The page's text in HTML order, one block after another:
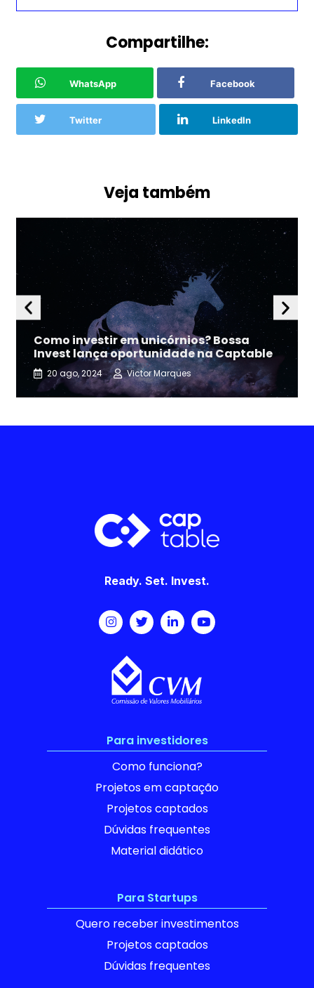
Compartilhe:
WhatsApp Facebook
Twitter LinkedIn
Veja também
Como investir em unicórnios? Bossa
Invest lança oportunidade na Captable
20 ago, 2024 Victor Marques
Ready. Set. Invest.
Para investidores
Como funciona?
Projetos em captação
Projetos captados
Dúvidas frequentes
Material didático
Para Startups
Quero receber investimentos
Projetos captados
Dúvidas frequentes